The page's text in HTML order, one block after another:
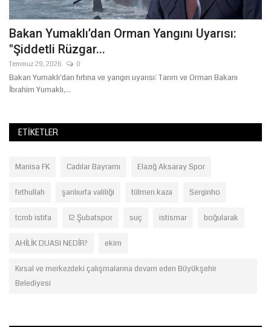
Bakan Yumaklı’dan Orman Yangını Uyarısı:
"Şiddetli Rüzgar...
Temmuz 29, 2026 0
Bakan Yumaklı'dan fırtına ve yangın uyarısı: Tarım ve Orman Bakanı
İbrahim Yumaklı,...
ETIKETLER
Manisa FK Cadılar Bayramı Elazığ Aksaray Spor
fethullah şanlıurfa valiliği tülmen kaza Serginho
tcmb istifa 12 Şubatspor suç istismar boğularak
AHİLİK DUASI NEDİR? ekim
Kırsal ve merkezdeki çalışmalarına devam eden Büyükşehir
Belediyesi